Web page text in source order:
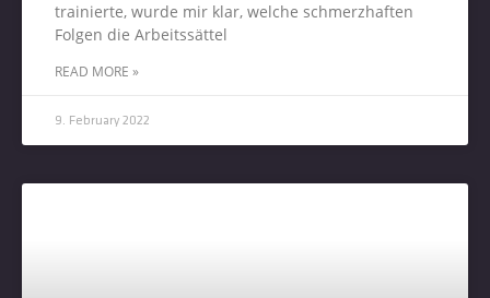
trainierte, wurde mir klar, welche schmerzhaften
Folgen die Arbeitssättel
READ MORE »
9. February 2022